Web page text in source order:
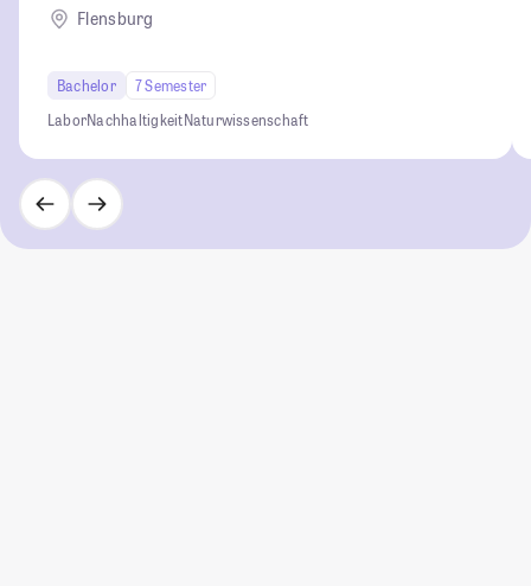
Flensburg
Bachelor
7 Semester
LaborNachhaltigkeitNaturwissenschaft